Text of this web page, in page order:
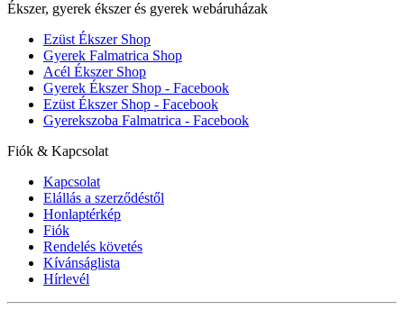
Ékszer, gyerek ékszer és gyerek webáruházak
Ezüst Ékszer Shop
Gyerek Falmatrica Shop
Acél Ékszer Shop
Gyerek Ékszer Shop - Facebook
Ezüst Ékszer Shop - Facebook
Gyerekszoba Falmatrica - Facebook
Fiók & Kapcsolat
Kapcsolat
Elállás a szerződéstől
Honlaptérkép
Fiók
Rendelés követés
Kívánságlista
Hírlevél